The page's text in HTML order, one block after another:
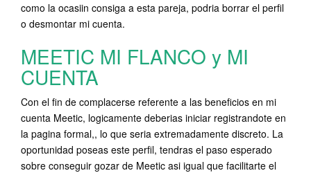
como la ocasiin consiga a esta pareja, podria borrar el perfil
o desmontar mi cuenta.
MEETIC MI FLANCO y MI
CUENTA
Con el fin de complacerse referente a las beneficios en mi
cuenta Meetic, logicamente deberias iniciar registrandote en
la pagina formal,, lo que seria extremadamente discreto. La
oportunidad poseas este perfil, tendras el paso esperado
sobre conseguir gozar de Meetic asi igual que facilitarte el